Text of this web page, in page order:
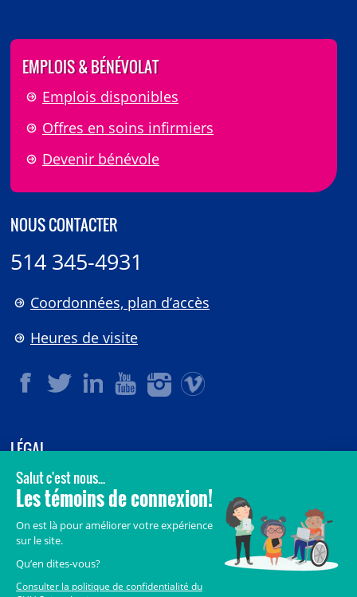
EMPLOIS & BÉNÉVOLAT
Emplois disponibles
Offres en soins infirmiers
Devenir bénévole
NOUS CONTACTER
514 345-4931
Coordonnées, plan d’accès
Heures de visite
LÉGAL
© 2006-2026CHU Sainte-Justine.
Tous droits réservés.
Crédits
Accès aux documents des organismes publics